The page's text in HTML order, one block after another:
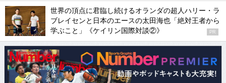
世界の頂点に君臨し続けるオランダの超人ハリー・ラ
ブレイセンと日本のエースの太田海也「絶対王者から
学ぶこと」《ケイリン国際対談②》
PR